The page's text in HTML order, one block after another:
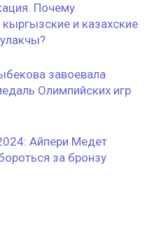
Почему
и казахские
завоевала
Олимпийских игр
Айпери Медет
за бронзу